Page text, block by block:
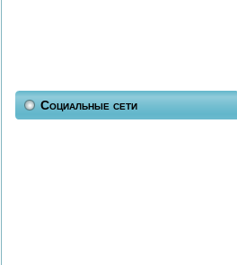
Социальные сети